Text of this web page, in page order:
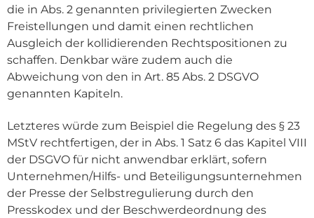
die in Abs. 2 genannten privilegierten Zwecken
Freistellungen und damit einen rechtlichen
Ausgleich der kollidierenden Rechtspositionen zu
schaffen. Denkbar wäre zudem auch die
Abweichung von den in Art. 85 Abs. 2 DSGVO
genannten Kapiteln.
Letzteres würde zum Beispiel die Regelung des § 23
MStV rechtfertigen, der in Abs. 1 Satz 6 das Kapitel VIII
der DSGVO für nicht anwendbar erklärt, sofern
Unternehmen/Hilfs- und Beteiligungsunternehmen
der Presse der Selbstregulierung durch den
Presskodex und der Beschwerdeordnung des